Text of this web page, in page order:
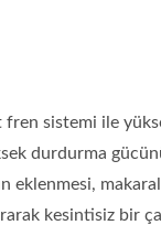
fren sistemi ile
durdurma
eklenmesi,
kesintisiz bir